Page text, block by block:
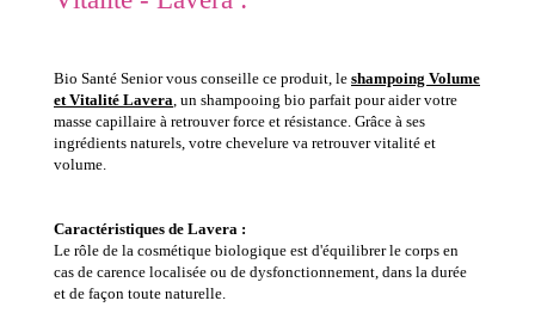
Bio Santé Senior vous conseille ce produit, le shampoing Volume
et Vitalité Lavera, un shampooing bio parfait pour aider votre
masse capillaire à retrouver force et résistance. Grâce à ses
ingrédients naturels, votre chevelure va retrouver vitalité et
volume.
Caractéristiques de Lavera :
Le rôle de la cosmétique biologique est d'équilibrer le corps en
cas de carence localisée ou de dysfonctionnement, dans la durée
et de façon toute naturelle.